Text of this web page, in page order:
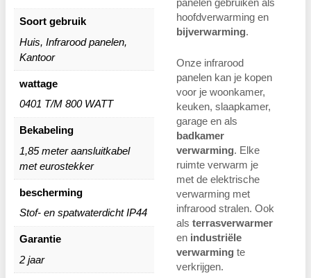
Soort gebruik
Huis, Infrarood panelen,
Kantoor
wattage
0401 T/M 800 WATT
Bekabeling
1,85 meter aansluitkabel
met eurostekker
bescherming
Stof- en spatwaterdicht IP44
Garantie
2 jaar
hoofdverwarming en
bijverwarming.
Onze infrarood
panelen kan je kopen
voor je woonkamer,
keuken, slaapkamer,
garage en als
badkamer
verwarming. Elke
ruimte verwarm je
met de elektrische
verwarming met
infrarood stralen. Ook
als terrasverwarmer
en industriële
verwarming te
verkrijgen.